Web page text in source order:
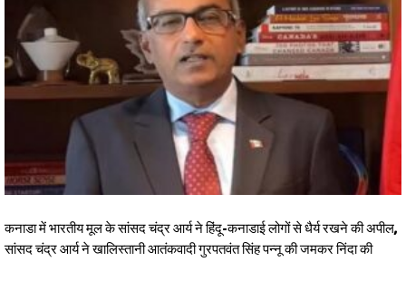
कनाडा में भारतीय मूल के सांसद चंद्र आर्य ने हिंदू-कनाडाई लोगों से धैर्य रखने की अपील,
सांसद चंद्र आर्य ने खालिस्तानी आतंकवादी गुरपतवंत सिंह पन्नू की जमकर निंदा की